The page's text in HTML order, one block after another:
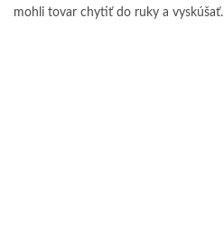
mohli tovar chytiť do ruky a vyskúšať.